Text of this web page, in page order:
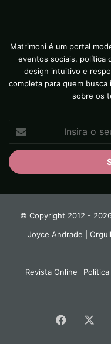
Matrimoni é um portal
eventos sociais, política
design intuitivo e
completa para quem
sobre os
Insira
seu
endereço
de
© Copyright 2012 -
Joyce Andrade |
Revista Online